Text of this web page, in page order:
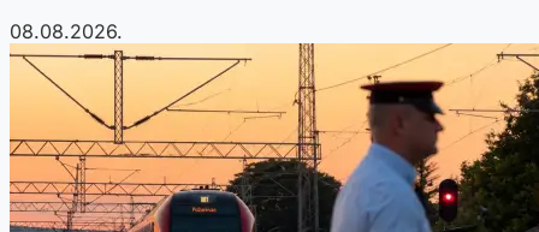
08.08.2026.